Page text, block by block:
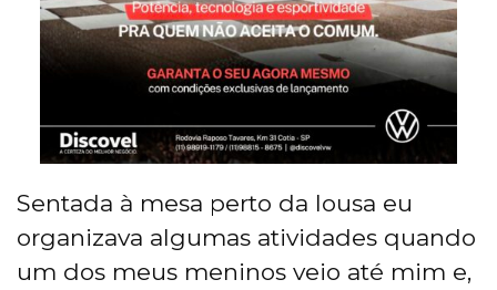
Sentada à mesa perto da lousa eu
organizava algumas atividades quando
um dos meus meninos veio até mim e,